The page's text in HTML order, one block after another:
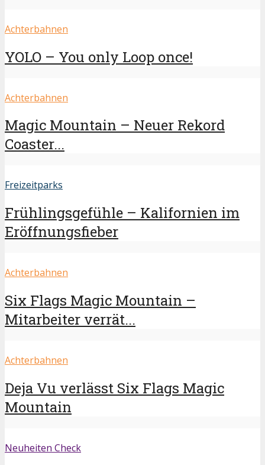
Achterbahnen
YOLO – You only Loop once!
Achterbahnen
Magic Mountain – Neuer Rekord
Coaster...
Freizeitparks
Frühlingsgefühle – Kalifornien im
Eröffnungsfieber
Achterbahnen
Six Flags Magic Mountain –
Mitarbeiter verrät...
Achterbahnen
Deja Vu verlässt Six Flags Magic
Mountain
Neuheiten Check